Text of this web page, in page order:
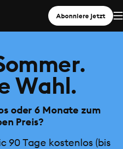
Abonniere jetzt
Wahl.
oder 6 Monate zum
Preis?
90 Tage kostenlos (bis